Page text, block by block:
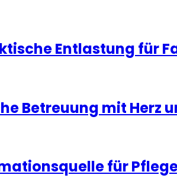
Entlastung für
Betreuung mit Herz
für